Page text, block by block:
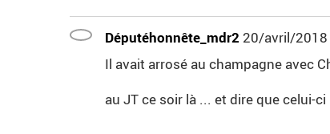
Députéhonnête_mdr2 20/avril/2018
Il avait arrosé au champagne avec
au JT ce soir là ... et dire que celui-